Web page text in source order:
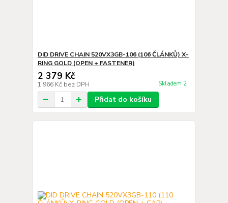
DID DRIVE CHAIN 520VX3GB-106 (106 ČLÁNKŮ) X-
RING GOLD (OPEN + FASTENER)
2 379 Kč
1 966 Kč bez DPH Skladem 2
Přidat do košíku